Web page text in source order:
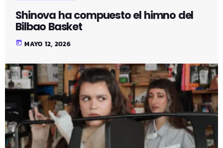
Shinova ha compuesto el himno del
Bilbao Basket
today MAYO 12, 2026